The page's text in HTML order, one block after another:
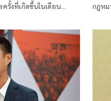
รั้งที่เกิดขึ้นในเดือน
กฎห